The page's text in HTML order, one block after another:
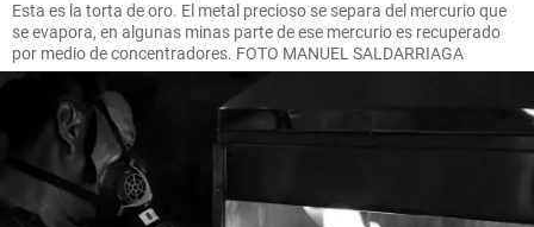
Esta es la torta de oro. El metal precioso se separa del mercurio que
se evapora, en algunas minas parte de ese mercurio es recuperado
por medio de concentradores. FOTO MANUEL SALDARRIAGA